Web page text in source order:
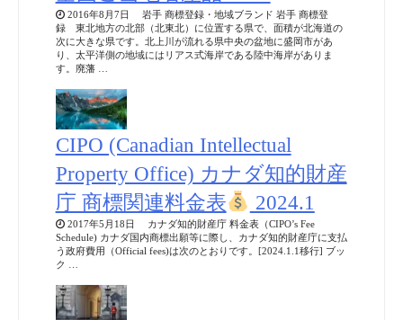
2016年8月7日 岩手 商標登録・地域ブランド 岩手 商標登
録 東北地方の北部（北東北）に位置する県で、面積が北海道の
次に大きな県です。北上川が流れる県中央の盆地に盛岡市があ
り、太平洋側の地域にはリアス式海岸である陸中海岸がありま
す。廃藩 …
CIPO (Canadian Intellectual
Property Office) カナダ知的財産
庁 商標関連料金表
2024.1
2017年5月18日 カナダ知的財産庁 料金表（CIPO’s Fee
Schedule) カナダ国内商標出願等に際し、カナダ知的財産庁に支払
う政府費用（Official fees)は次のとおりです。[2024.1.1移行] ブッ
ク …